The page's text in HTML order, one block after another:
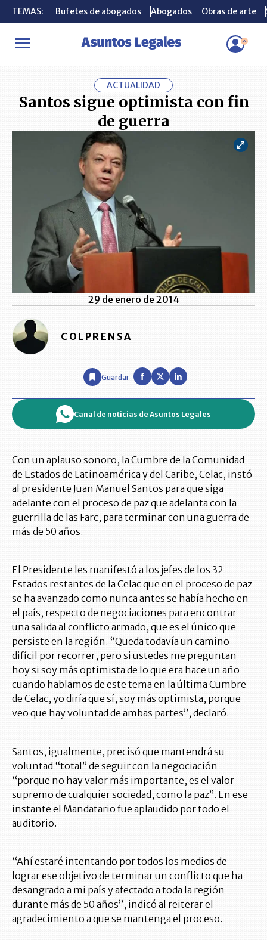
TEMAS: Bufetes de abogados Abogados Obras de arte
INICIO ACTUALIDAD Santos sigue optimista con fin de guerra
TEMAS: Bufetes de abogados Abogados Obras de arte
ACTUALIDAD
Santos sigue optimista con fin
de guerra
29 de enero de 2014
COLPRENSA
Guardar
Canal de noticias de Asuntos Legales
Con un aplauso sonoro, la Cumbre de la Comunidad
de Estados de Latinoamérica y del Caribe, Celac, instó
al presidente Juan Manuel Santos para que siga
adelante con el proceso de paz que adelanta con la
guerrilla de las Farc, para terminar con una guerra de
más de 50 años.
El Presidente les manifestó a los jefes de los 32
Estados restantes de la Celac que en el proceso de paz
se ha avanzado como nunca antes se había hecho en
el país, respecto de negociaciones para encontrar
una salida al conflicto armado, que es el único que
persiste en la región. “Queda todavía un camino
difícil por recorrer, pero si ustedes me preguntan
hoy si soy más optimista de lo que era hace un año
cuando hablamos de este tema en la última Cumbre
de Celac, yo diría que sí, soy más optimista, porque
veo que hay voluntad de ambas partes”, declaró.
Santos, igualmente, precisó que mantendrá su
voluntad “total” de seguir con la negociación
“porque no hay valor más importante, es el valor
supremo de cualquier sociedad, como la paz”. En ese
instante el Mandatario fue aplaudido por todo el
auditorio.
“Ahí estaré intentando por todos los medios de
lograr ese objetivo de terminar un conflicto que ha
desangrado a mi país y afectado a toda la región
durante más de 50 años”, indicó al reiterar el
agradecimiento a que se mantenga el proceso.